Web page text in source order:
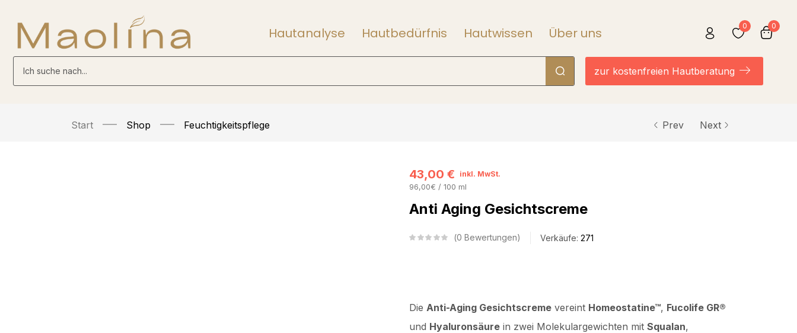
Hautanalyse Hautbedürfnis Hautwissen Über uns 0 0
zur kostenfreien Hautberatung
Start Shop Feuchtigkeitspflege Prev Next
43,00 €
inkl. MwSt.
96,00€ / 100 ml
Anti Aging Gesichtscreme
0 Bewertungen Verkäufe: 271
Die Anti-Aging Gesichtscreme vereint Homeostatine™, Fucolife GR®
und Hyaluronsäure in zwei Molekulargewichten mit Squalan,